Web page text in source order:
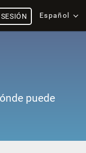
Español
puede